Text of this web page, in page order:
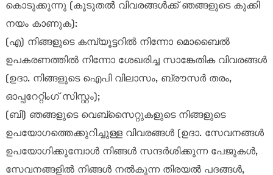
കൊടുക്കുന്നു (കൂടുതൽ വിവരങ്ങൾക്ക് ഞങ്ങളുടെ കുക്കി
നയം കാണുക):
(എ) നിങ്ങളുടെ കമ്പ്യൂട്ടറിൽ നിന്നോ മൊബൈൽ
ഉപകരണത്തിൽ നിന്നോ ശേഖരിച്ച സാങ്കേതിക വിവരങ്ങൾ
(ഉദാ. നിങ്ങളുടെ ഐപി വിലാസം, ബ്രൗസർ തരം,
ഓപ്പറേറ്റിംഗ് സിസ്റ്റം);
(ബി) ഞങ്ങളുടെ വെബ്‌സൈറ്റുകളുടെ നിങ്ങളുടെ
ഉപയോഗത്തെക്കുറിച്ചുള്ള വിവരങ്ങൾ (ഉദാ. സേവനങ്ങൾ
ഉപയോഗിക്കുമ്പോൾ നിങ്ങൾ സന്ദർശിക്കുന്ന പേജുകൾ,
സേവനങ്ങളിൽ നിങ്ങൾ നൽകുന്ന തിരയൽ പദങ്ങൾ,